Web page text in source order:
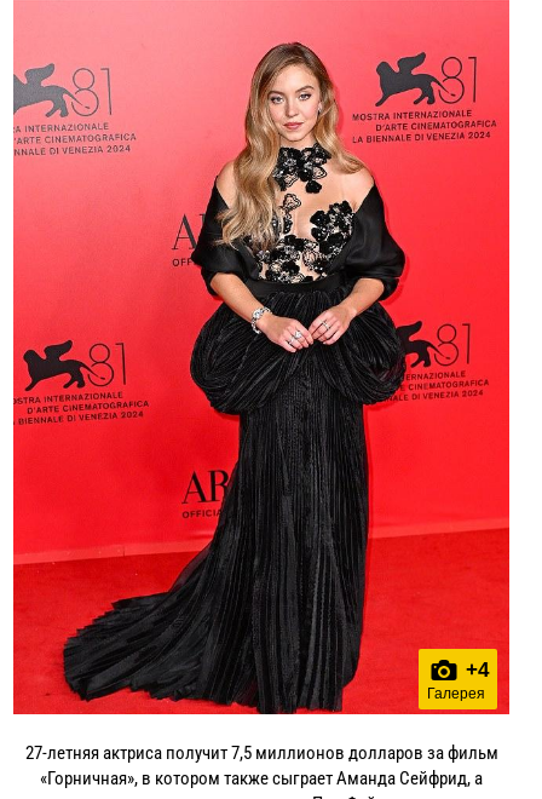
+4
Галерея
27-летняя актриса получит 7,5 миллионов долларов за фильм
«Горничная», в котором также сыграет Аманда Сейфрид, а